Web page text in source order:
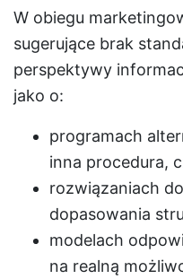
W obiegu
sugerujące brak
perspektywy
jako o:
programach
inna procedura,
rozwiązaniach
dopasowania
modelach
na realną